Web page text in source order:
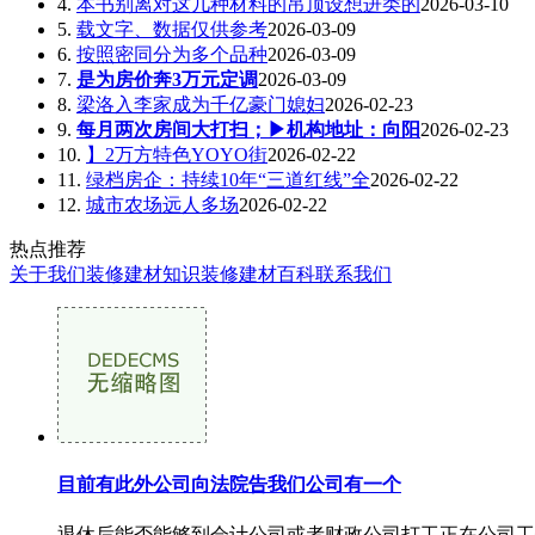
5. 载文字、数据仅供参考2026-03-09
6. 按照密同分为多个品种2026-03-09
7. 是为房价奔3万元定调2026-03-09
8. 梁洛入李家成为千亿豪门媳妇2026-02-23
9. 每月两次房间大打扫；▶机构地址：向阳2026-02-23
10. 】2万方特色YOYO街2026-02-22
11. 绿档房企：持续10年“三道红线”全2026-02-22
12. 城市农场远人多场2026-02-22
热点推荐
关于我们装修建材知识装修建材百科联系我们
目前有此外公司向法院告我们公司有一个